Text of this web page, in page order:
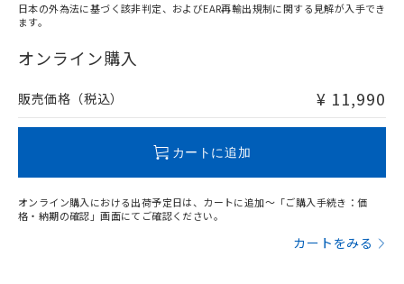
在庫等で未対応品が混在する可能性があります。
問い合わせください。
日本の外為法に基づく該非判定、およびEAR再輸出規制に関する見解が入手でき
ます。
オンライン購入
販売価格（税込） ¥ 11,990
カートに追加
オンライン購入における出荷予定日は、カートに追加～「ご購入手続き：価
格・納期の確認」画面にてご確認ください。
カートをみる